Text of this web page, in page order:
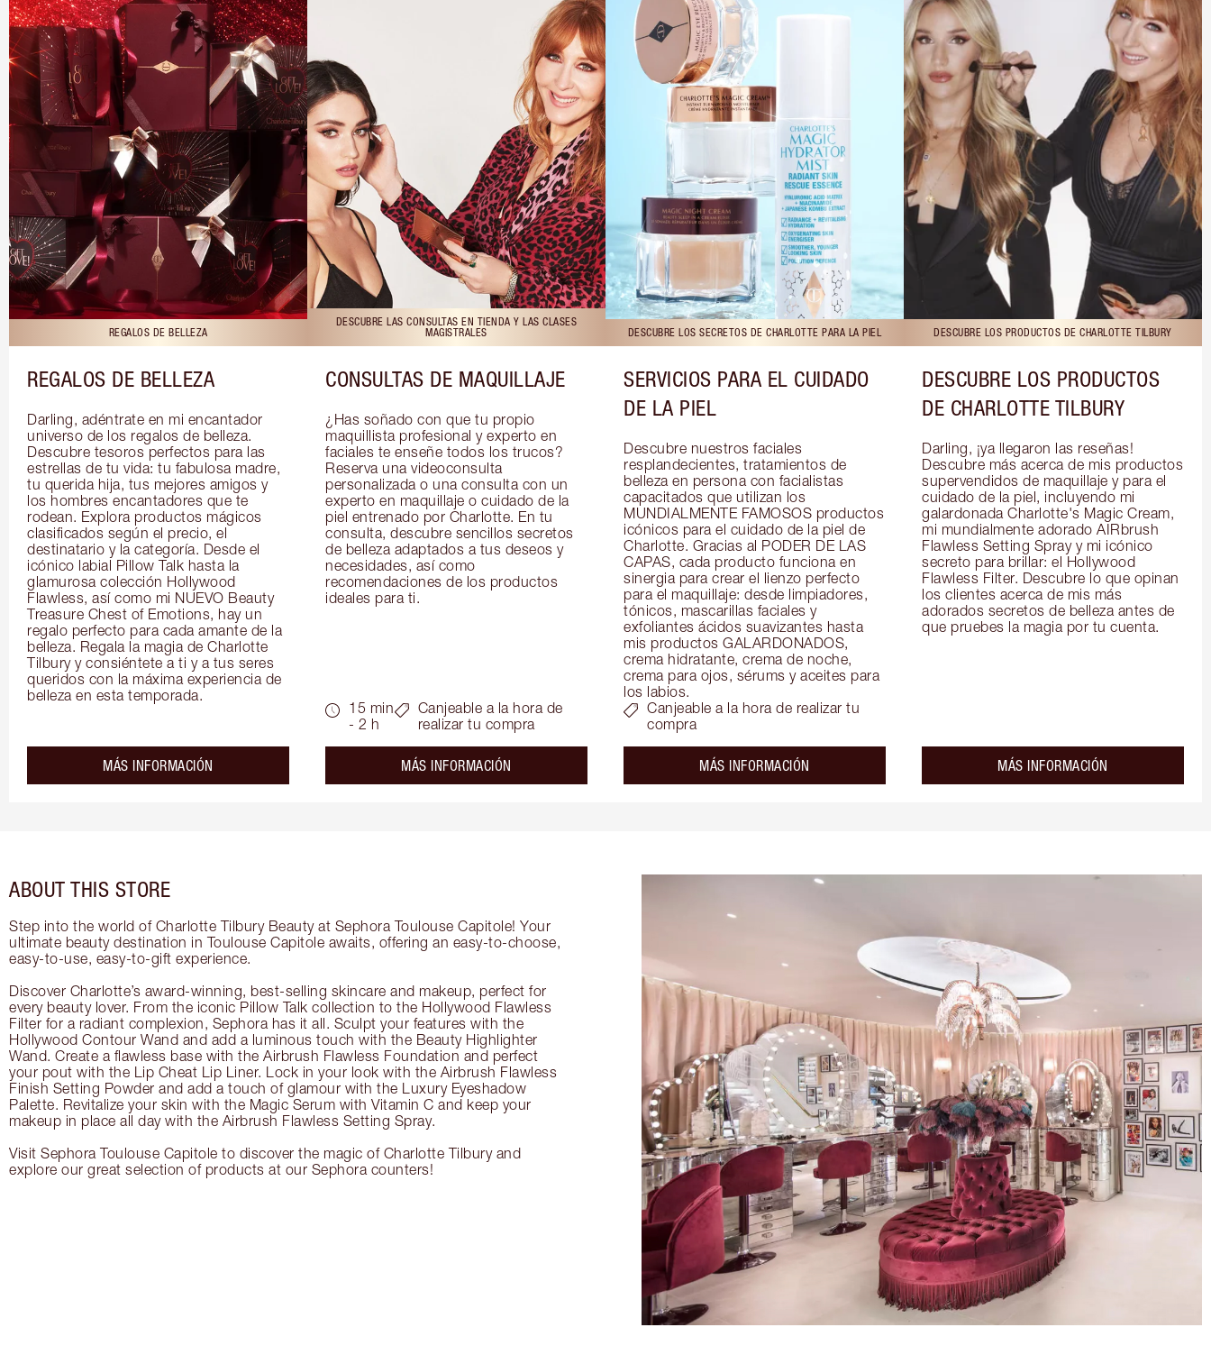
REGALOS DE BELLEZA
REGALOS DE BELLEZA
Darling, adéntrate en mi encantador
universo de los regalos de belleza.
Descubre tesoros perfectos para las
estrellas de tu vida: tu fabulosa madre,
tu querida hija, tus mejores amigos y
los hombres encantadores que te
rodean. Explora productos mágicos
clasificados según el precio, el
destinatario y la categoría. Desde el
icónico labial Pillow Talk hasta la
glamurosa colección Hollywood
Flawless, así como mi NUEVO Beauty
Treasure Chest of Emotions, hay un
regalo perfecto para cada amante de la
belleza. Regala la magia de Charlotte
Tilbury y consiéntete a ti y a tus seres
queridos con la máxima experiencia de
belleza en esta temporada.
MÁS INFORMACIÓN
DESCUBRE LAS CONSULTAS EN TIENDA Y LAS CLASES
MAGISTRALES
CONSULTAS DE MAQUILLAJE
¿Has soñado con que tu propio
maquillista profesional y experto en
faciales te enseñe todos los trucos?
Reserva una videoconsulta
personalizada o una consulta con un
experto en maquillaje o cuidado de la
piel entrenado por Charlotte. En tu
consulta, descubre sencillos secretos
de belleza adaptados a tus deseos y
necesidades, así como
recomendaciones de los productos
ideales para ti.
15 min
- 2 h
Canjeable a la hora de
realizar tu compra
MÁS INFORMACIÓN
DESCUBRE LOS SECRETOS DE CHARLOTTE PARA LA PIEL
SERVICIOS PARA EL CUIDADO
DE LA PIEL
Descubre nuestros faciales
resplandecientes, tratamientos de
belleza en persona con facialistas
capacitados que utilizan los
MUNDIALMENTE FAMOSOS productos
icónicos para el cuidado de la piel de
Charlotte. Gracias al PODER DE LAS
CAPAS, cada producto funciona en
sinergia para crear el lienzo perfecto
para el maquillaje: desde limpiadores,
tónicos, mascarillas faciales y
exfoliantes ácidos suavizantes hasta
mis productos GALARDONADOS,
crema hidratante, crema de noche,
crema para ojos, sérums y aceites para
los labios.
Canjeable a la hora de realizar tu
compra
MÁS INFORMACIÓN
DESCUBRE LOS PRODUCTOS DE CHARLOTTE TILBURY
DESCUBRE LOS PRODUCTOS
DE CHARLOTTE TILBURY
Darling, ¡ya llegaron las reseñas!
Descubre más acerca de mis productos
supervendidos de maquillaje y para el
cuidado de la piel, incluyendo mi
galardonada Charlotte's Magic Cream,
mi mundialmente adorado AIRbrush
Flawless Setting Spray y mi icónico
secreto para brillar: el Hollywood
Flawless Filter. Descubre lo que opinan
los clientes acerca de mis más
adorados secretos de belleza antes de
que pruebes la magia por tu cuenta.
MÁS INFORMACIÓN
ABOUT THIS STORE
Step into the world of Charlotte Tilbury Beauty at Sephora Toulouse Capitole! Your
ultimate beauty destination in Toulouse Capitole awaits, offering an easy-to-choose,
easy-to-use, easy-to-gift experience.
Discover Charlotte’s award-winning, best-selling skincare and makeup, perfect for
every beauty lover. From the iconic Pillow Talk collection to the Hollywood Flawless
Filter for a radiant complexion, Sephora has it all. Sculpt your features with the
Hollywood Contour Wand and add a luminous touch with the Beauty Highlighter
Wand. Create a flawless base with the Airbrush Flawless Foundation and perfect
your pout with the Lip Cheat Lip Liner. Lock in your look with the Airbrush Flawless
Finish Setting Powder and add a touch of glamour with the Luxury Eyeshadow
Palette. Revitalize your skin with the Magic Serum with Vitamin C and keep your
makeup in place all day with the Airbrush Flawless Setting Spray.
Visit Sephora Toulouse Capitole to discover the magic of Charlotte Tilbury and
explore our great selection of products at our Sephora counters!